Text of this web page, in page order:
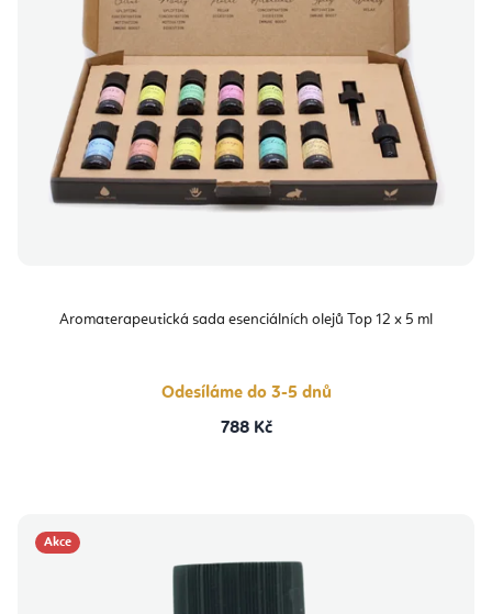
Aromaterapeutická sada esenciálních olejů Top 12 x 5 ml
Odesíláme do 3-5 dnů
788 Kč
Akce